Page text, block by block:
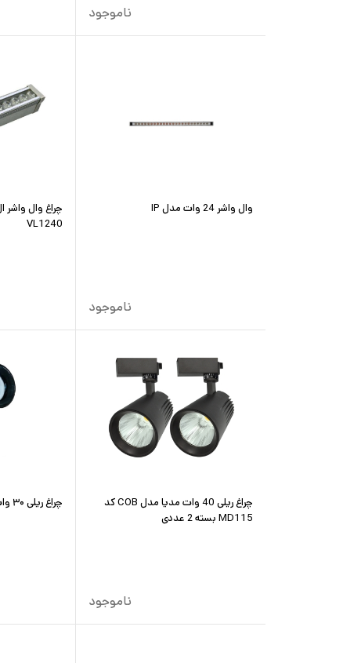
ناموجود
وال واشر 24 وات مدل IP
ناموجود
VL1240
چراغ ریلی 40 وات مدیا مدل COB کد
MD115 بسته 2 عددی
ناموجود
چراغ ریلی ۳۰ وات دیپلمات مدل B10